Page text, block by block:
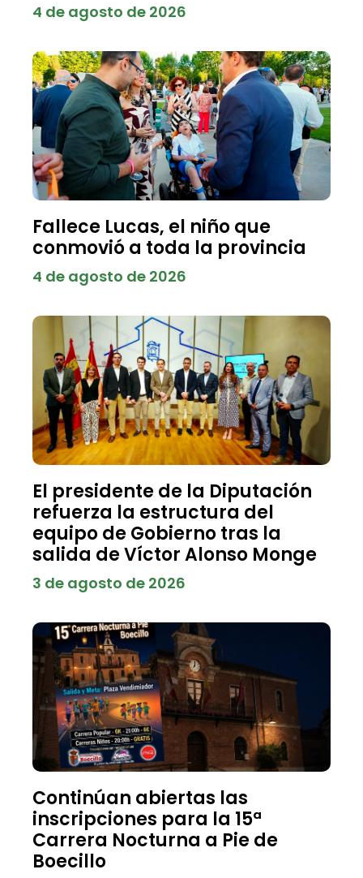
4 de agosto de 2026
Fallece Lucas, el niño que
conmovió a toda la provincia
4 de agosto de 2026
El presidente de la Diputación
refuerza la estructura del
equipo de Gobierno tras la
salida de Víctor Alonso Monge
3 de agosto de 2026
Continúan abiertas las
inscripciones para la 15ª
Carrera Nocturna a Pie de
Boecillo